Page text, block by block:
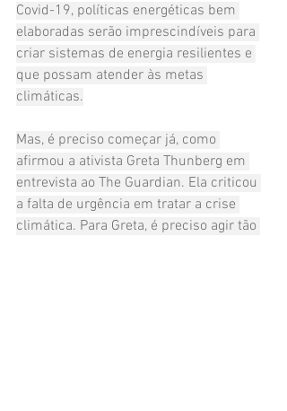
Covid-19, políticas energéticas bem
elaboradas serão imprescindíveis para
criar sistemas de energia resilientes e
que possam atender às metas
climáticas.
Mas, é preciso começar já, como
afirmou a ativista Greta Thunberg em
entrevista ao The Guardian. Ela criticou
a falta de urgência em tratar a crise
climática. Para Greta, é preciso agir tão